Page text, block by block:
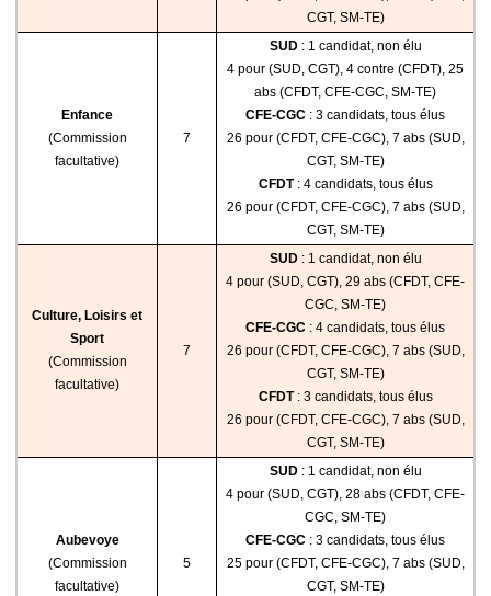
CGT, SM-TE)
Enfance
(Commission
facultative)
7
SUD: 1 candidat, non élu
4 pour (SUD, CGT), 4 contre (CFDT), 25
abs (CFDT, CFE-CGC, SM-TE)
CFE-CGC : 3 candidats, tous élus
26 pour (CFDT, CFE-CGC), 7 abs (SUD,
CGT, SM-TE)
CFDT: 4 candidats, tous élus
26 pour (CFDT, CFE-CGC), 7 abs (SUD,
CGT, SM-TE)
Culture, Loisirs et
Sport
(Commission
facultative)
7
SUD: 1 candidat, non élu
4 pour (SUD, CGT), 29 abs (CFDT, CFE-
CGC, SM-TE)
CFE-CGC : 4 candidats, tous élus
26 pour (CFDT, CFE-CGC), 7 abs (SUD,
CGT, SM-TE)
CFDT: 3 candidats, tous élus
26 pour (CFDT, CFE-CGC), 7 abs (SUD,
CGT, SM-TE)
Aubevoye
(Commission
facultative)
5
SUD: 1 candidat, non élu
4 pour (SUD, CGT), 28 abs (CFDT, CFE-
CGC, SM-TE)
CFE-CGC : 3 candidats, tous élus
25 pour (CFDT, CFE-CGC), 7 abs (SUD,
CGT, SM-TE)